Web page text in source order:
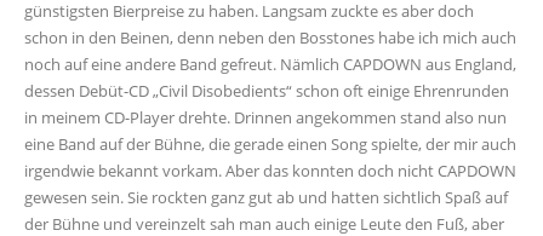
günstigsten Bierpreise zu haben. Langsam zuckte es aber doch
schon in den Beinen, denn neben den Bosstones habe ich mich auch
noch auf eine andere Band gefreut. Nämlich CAPDOWN aus England,
dessen Debüt-CD „Civil Disobedients“ schon oft einige Ehrenrunden
in meinem CD-Player drehte. Drinnen angekommen stand also nun
eine Band auf der Bühne, die gerade einen Song spielte, der mir auch
irgendwie bekannt vorkam. Aber das konnten doch nicht CAPDOWN
gewesen sein. Sie rockten ganz gut ab und hatten sichtlich Spaß auf
der Bühne und vereinzelt sah man auch einige Leute den Fuß, aber